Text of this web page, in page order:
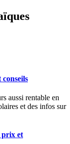
aussi rentable en
et des infos sur
prix et